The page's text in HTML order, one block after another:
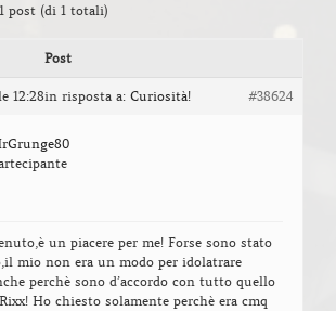
post (di 1 totali)
Post
12:28in risposta a: Curiosità! #38624
un piacere per me! Forse sono stato
mio non era un modo per idolatrare
perchè sono d’accordo con tutto quello
Ho chiesto solamente perchè era cmq